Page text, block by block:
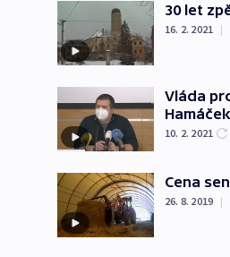
30 let
16. 2. 2021 |
Vláda
Hamáček
10. 2. 2021
Cena
26. 8. 2019 |